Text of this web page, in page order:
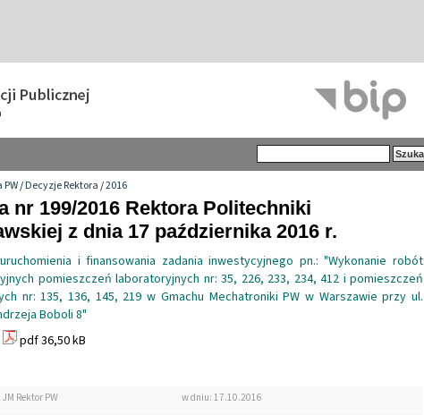
/Decyzje Rektora/2016
nr 199/2016 Rektora Politechniki
z dnia 17 października 2016 r.
i finansowania zadania inwestycyjnego pn.: "Wykonanie robót
pomieszczeń laboratoryjnych nr: 35, 226, 233, 234, 412 i pomieszczeń
nr: 135, 136, 145, 219 w Gmachu Mechatroniki PW w Warszawie przy ul.
Boboli 8"
pdf 36,50 kB
Rektor PW
w dniu: 17.10.2016